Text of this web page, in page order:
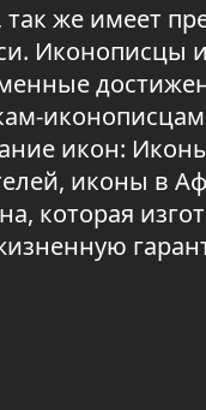
же имеет
Иконописцы
икон:
иконы в
которая